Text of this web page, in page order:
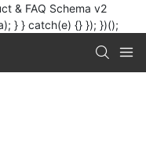
& FAQ Schema v2
} } catch(e) {} }); })();